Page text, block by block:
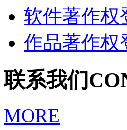
软件著作权
作品著作权
联系我们
MORE